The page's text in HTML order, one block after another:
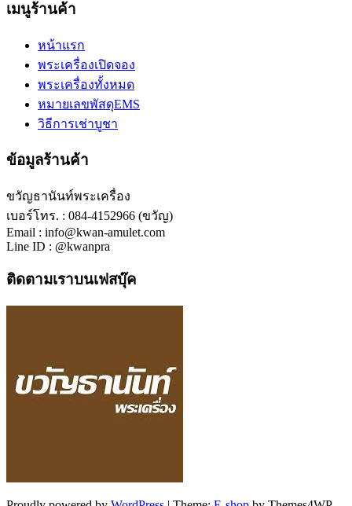
เมนูร้านค้า
หน้าแรก
พระเครื่องเปิดจอง
พระเครื่องทั้งหมด
หมายเลขพัสดุEMS
วิธีการเช่าบูชา
ข้อมูลร้านค้า
ขวัญธานันท์พระเครื่อง
เบอร์โทร. : 084-4152966 (ขวัญ)
Email : info@kwan-amulet.com
Line ID : @kwanpra
ติดตามเราบนเฟสบุ๊ค